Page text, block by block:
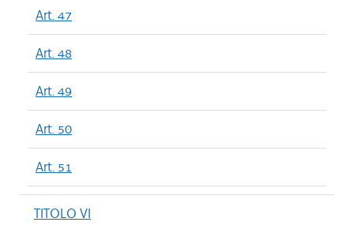
Art. 47
Art. 48
Art. 49
Art. 50
Art. 51
TITOLO VI